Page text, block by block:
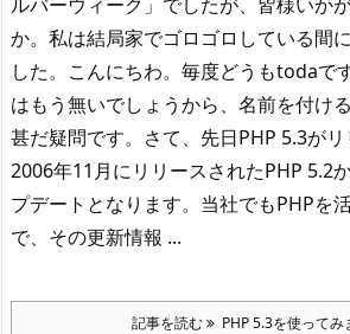
か。私は結局家でゴロゴロしている間
した。こんにちわ。毎度どうもtodaです
はもう無いでしょうから、名前を付け
甚だ疑問です。 さて、先日PHP 5.3がリ
2006年11月にリリースされたPHP 5.2
プデートとなります。 当社でもPHPを
で、その更新情報 ...
記事を読む PHP 5.3を使ってみ